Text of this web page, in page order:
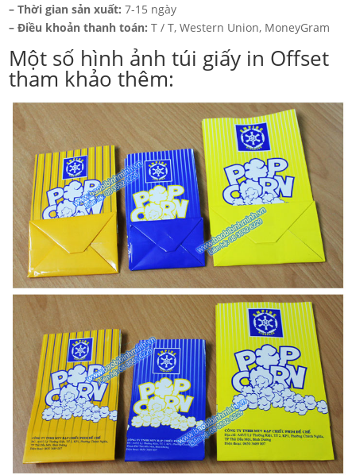
– Thời gian sản xuất: 7-15 ngày
– Điều khoản thanh toán: T / T, Western Union, MoneyGram
Một số hình ảnh túi giấy in Offset
tham khảo thêm: